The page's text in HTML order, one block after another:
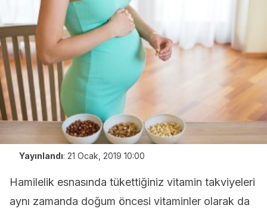
Yayınlandı: 21 Ocak, 2019 10:00
Hamilelik esnasında tükettiğiniz vitamin takviyeleri
aynı zamanda doğum öncesi vitaminler olarak da